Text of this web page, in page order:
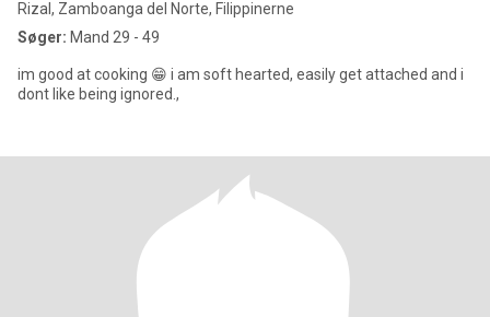
Rizal, Zamboanga del Norte, Filippinerne
Søger: Mand 29 - 49
im good at cooking 😁 i am soft hearted, easily get attached and i
dont like being ignored.,